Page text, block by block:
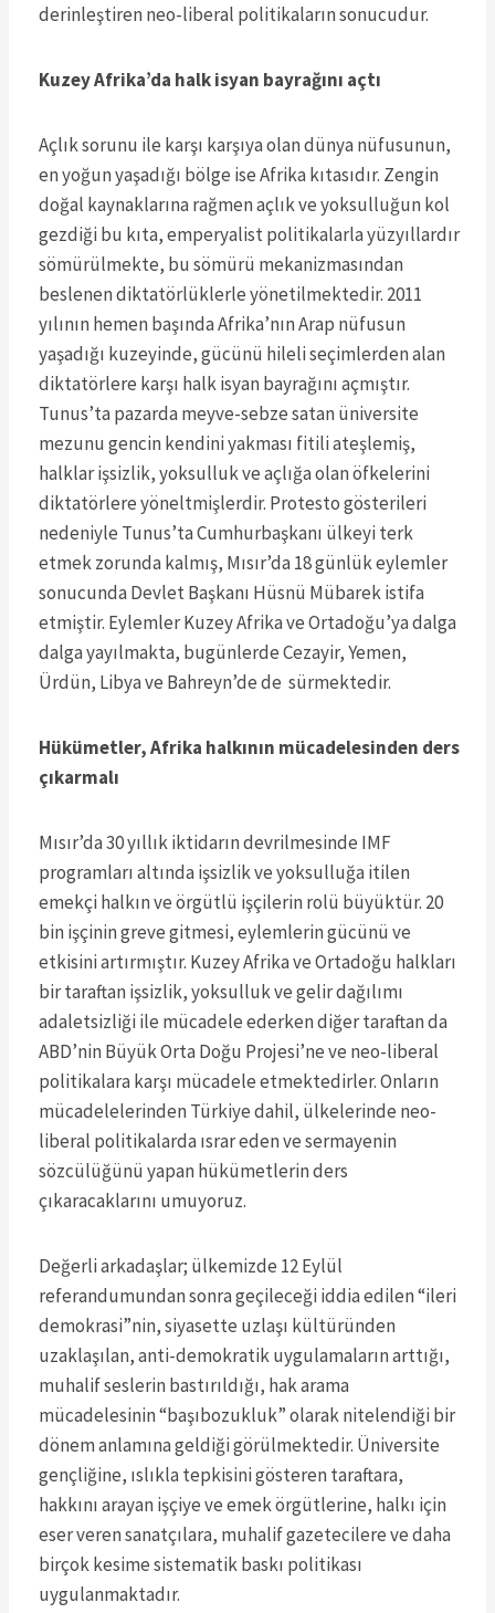
derinleştiren neo-liberal politikaların sonucudur.
Kuzey Afrika’da halk isyan bayrağını açtı
Açlık sorunu ile karşı karşıya olan dünya nüfusunun,
en yoğun yaşadığı bölge ise Afrika kıtasıdır. Zengin
doğal kaynaklarına rağmen açlık ve yoksulluğun kol
gezdiği bu kıta, emperyalist politikalarla yüzyıllardır
sömürülmekte, bu sömürü mekanizmasından
beslenen diktatörlüklerle yönetilmektedir. 2011
yılının hemen başında Afrika’nın Arap nüfusun
yaşadığı kuzeyinde, gücünü hileli seçimlerden alan
diktatörlere karşı halk isyan bayrağını açmıştır.
Tunus’ta pazarda meyve-sebze satan üniversite
mezunu gencin kendini yakması fitili ateşlemiş,
halklar işsizlik, yoksulluk ve açlığa olan öfkelerini
diktatörlere yöneltmişlerdir. Protesto gösterileri
nedeniyle Tunus’ta Cumhurbaşkanı ülkeyi terk
etmek zorunda kalmış, Mısır’da 18 günlük eylemler
sonucunda Devlet Başkanı Hüsnü Mübarek istifa
etmiştir. Eylemler Kuzey Afrika ve Ortadoğu’ya dalga
dalga yayılmakta, bugünlerde Cezayir, Yemen,
Ürdün, Libya ve Bahreyn’de de sürmektedir.
Hükümetler, Afrika halkının mücadelesinden ders
çıkarmalı
Mısır’da 30 yıllık iktidarın devrilmesinde IMF
programları altında işsizlik ve yoksulluğa itilen
emekçi halkın ve örgütlü işçilerin rolü büyüktür. 20
bin işçinin greve gitmesi, eylemlerin gücünü ve
etkisini artırmıştır. Kuzey Afrika ve Ortadoğu halkları
bir taraftan işsizlik, yoksulluk ve gelir dağılımı
adaletsizliği ile mücadele ederken diğer taraftan da
ABD’nin Büyük Orta Doğu Projesi’ne ve neo-liberal
politikalara karşı mücadele etmektedirler. Onların
mücadelelerinden Türkiye dahil, ülkelerinde neo-
liberal politikalarda ısrar eden ve sermayenin
sözcülüğünü yapan hükümetlerin ders
çıkaracaklarını umuyoruz.
Değerli arkadaşlar; ülkemizde 12 Eylül
referandumundan sonra geçileceği iddia edilen “ileri
demokrasi”nin, siyasette uzlaşı kültüründen
uzaklaşılan, anti-demokratik uygulamaların arttığı,
muhalif seslerin bastırıldığı, hak arama
mücadelesinin “başıbozukluk” olarak nitelendiği bir
dönem anlamına geldiği görülmektedir. Üniversite
gençliğine, ıslıkla tepkisini gösteren taraftara,
hakkını arayan işçiye ve emek örgütlerine, halkı için
eser veren sanatçılara, muhalif gazetecilere ve daha
birçok kesime sistematik baskı politikası
uygulanmaktadır.